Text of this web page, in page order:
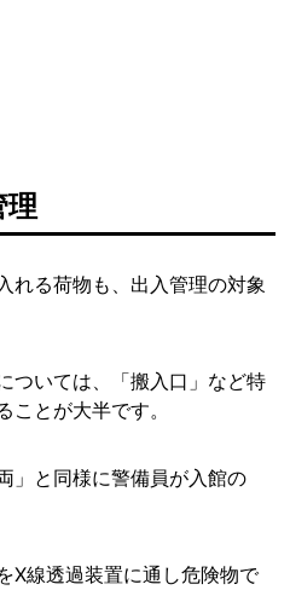
理
れる荷物も、出入管理の対象
ついては、「搬入口」など特
ことが大半です。
」と同様に警備員が入館の
X線透過装置に通し危険物で